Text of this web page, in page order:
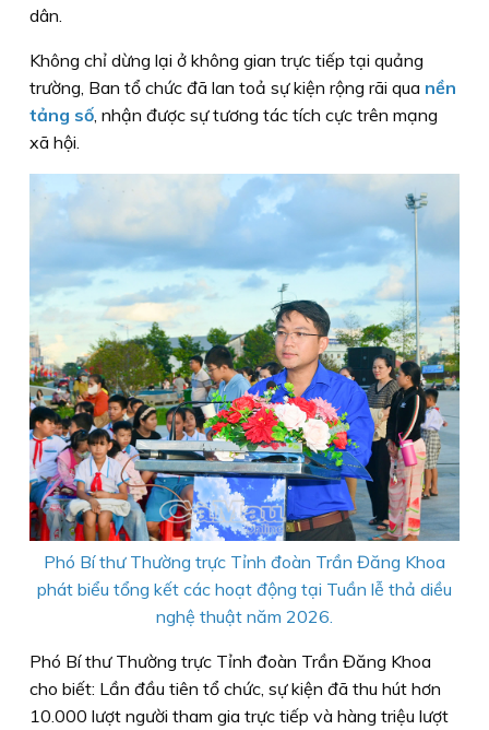
dân.
Không chỉ dừng lại ở không gian trực tiếp tại quảng
trường, Ban tổ chức đã lan toả sự kiện rộng rãi qua nền
tảng số , nhận được sự tương tác tích cực trên mạng
xã hội.
Phó Bí thư Thường trực Tỉnh đoàn Trần Đăng Khoa
phát biểu tổng kết các hoạt động tại Tuần lễ thả diều
nghệ thuật năm 2026.
Phó Bí thư Thường trực Tỉnh đoàn Trần Đăng Khoa
cho biết: Lần đầu tiên tổ chức, sự kiện đã thu hút hơn
10.000 lượt người tham gia trực tiếp và hàng triệu lượt